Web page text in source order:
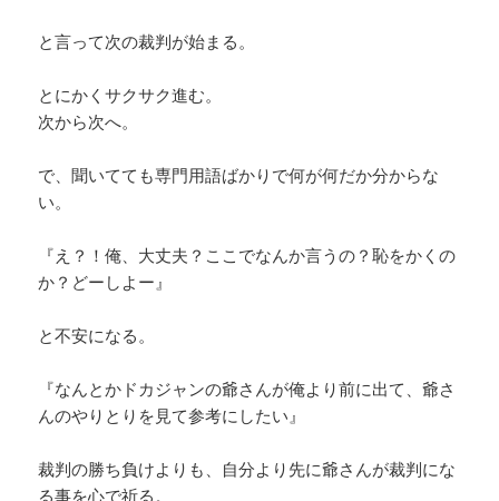
と言って次の裁判が始まる。
とにかくサクサク進む。
次から次へ。
で、聞いてても専門用語ばかりで何が何だか分からな
い。
『え？！俺、大丈夫？ここでなんか言うの？恥をかくの
か？どーしよー』
と不安になる。
『なんとかドカジャンの爺さんが俺より前に出て、爺さ
んのやりとりを見て参考にしたい』
裁判の勝ち負けよりも、自分より先に爺さんが裁判にな
る事を心で祈る。